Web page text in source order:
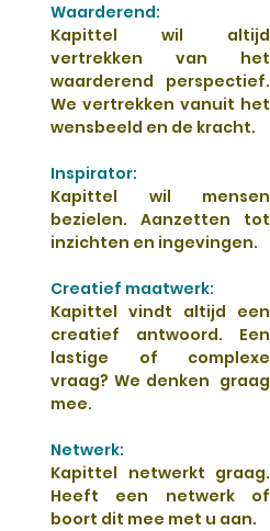
Waarderend:
Kapittel wil altijd
vertrekken van het
waarderend perspectief.
We vertrekken vanuit het
wensbeeld en de kracht.
Inspirator:
Kapittel wil mensen
bezielen. Aanzetten tot
inzichten en ingevingen.
Creatief maatwerk:
Kapittel vindt altijd een
creatief antwoord. Een
lastige of complexe
vraag? We denken graag
mee.
Netwerk:
Kapittel netwerkt graag.
Heeft een netwerk of
boort dit mee met u aan.